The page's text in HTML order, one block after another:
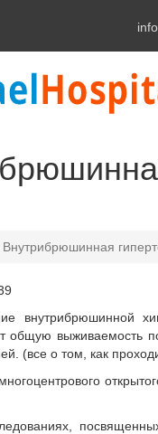
Внутрибрюшинная
внутрибрюшинной
общую выживаемость
(все о том, как